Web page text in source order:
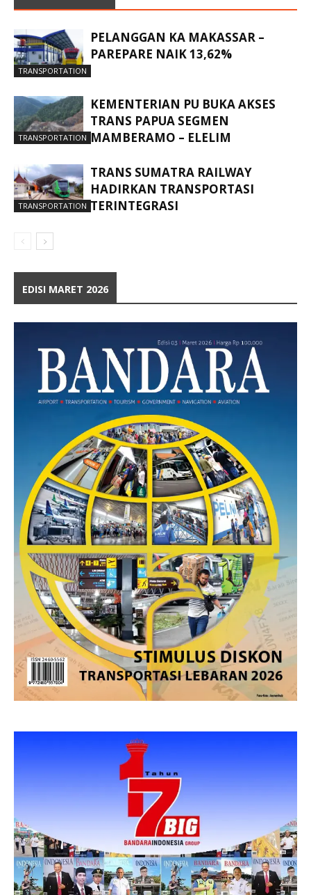
TRANSPORTATION
PELANGGAN KA MAKASSAR –
PAREPARE NAIK 13,62%
TRANSPORTATION
KEMENTERIAN PU BUKA AKSES
TRANS PAPUA SEGMEN
MAMBERAMO – ELELIM
TRANSPORTATION
TRANS SUMATRA RAILWAY
HADIRKAN TRANSPORTASI
TERINTEGRASI
EDISI MARET 2026